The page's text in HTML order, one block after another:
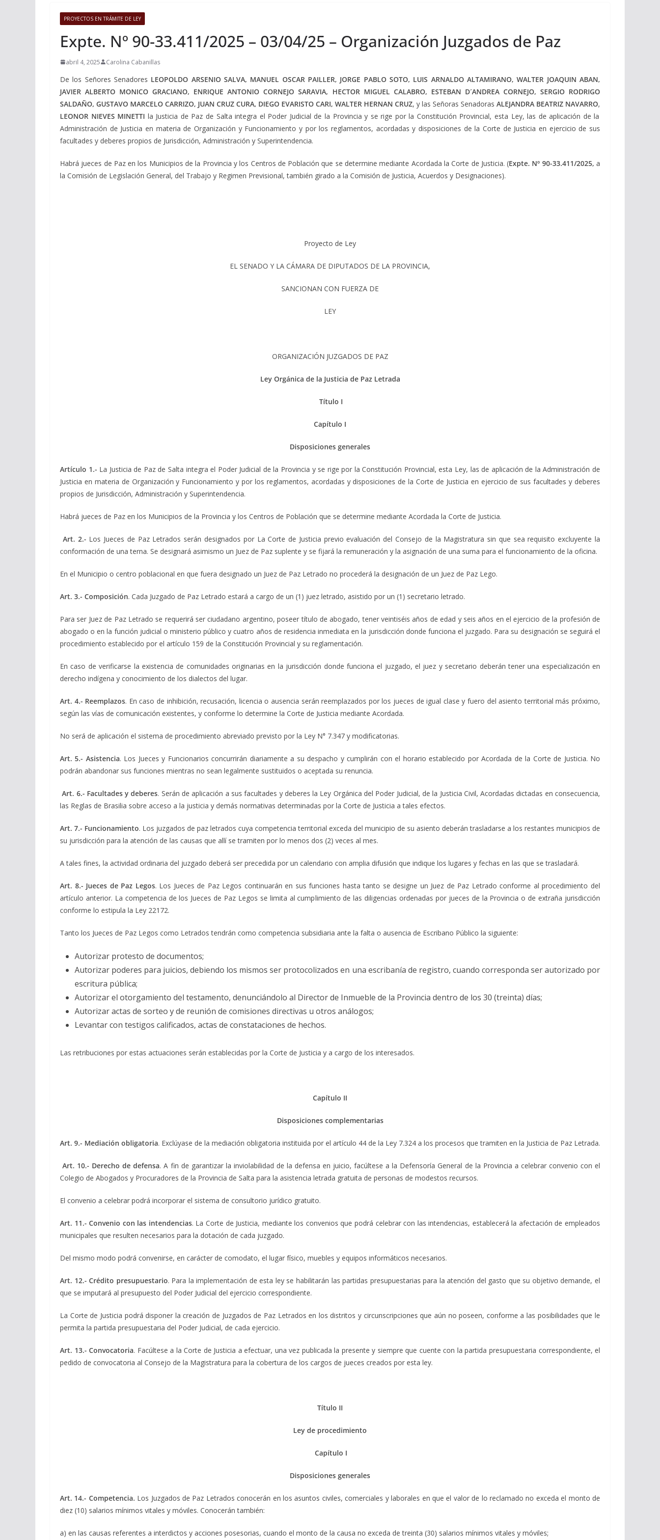
PROYECTOS EN TRÁMITE DE LEY
Expte. Nº 90-33.411/2025 – 03/04/25 – Organización Juzgados de Paz
abril 4, 2025 Carolina Cabanillas
De los Señores Senadores LEOPOLDO ARSENIO SALVA, MANUEL OSCAR PAILLER, JORGE PABLO SOTO, LUIS ARNALDO ALTAMIRANO, WALTER JOAQUIN ABAN,
JAVIER ALBERTO MONICO GRACIANO, ENRIQUE ANTONIO CORNEJO SARAVIA, HECTOR MIGUEL CALABRO, ESTEBAN D´ANDREA CORNEJO, SERGIO RODRIGO
SALDAÑO, GUSTAVO MARCELO CARRIZO, JUAN CRUZ CURA, DIEGO EVARISTO CARI, WALTER HERNAN CRUZ, y las Señoras Senadoras ALEJANDRA BEATRIZ NAVARRO,
LEONOR NIEVES MINETTI la Justicia de Paz de Salta integra el Poder Judicial de la Provincia y se rige por la Constitución Provincial, esta Ley, las de aplicación de la
Administración de Justicia en materia de Organización y Funcionamiento y por los reglamentos, acordadas y disposiciones de la Corte de Justicia en ejercicio de sus
facultades y deberes propios de Jurisdicción, Administración y Superintendencia.
Habrá jueces de Paz en los Municipios de la Provincia y los Centros de Población que se determine mediante Acordada la Corte de Justicia. (Expte. Nº 90-33.411/2025,a
la Comisión de Legislación General, del Trabajo y Regimen Previsional, también girado a la Comisión de Justicia, Acuerdos y Designaciones).
Proyecto de Ley
EL SENADO Y LA CÁMARA DE DIPUTADOS DE LA PROVINCIA,
SANCIONAN CON FUERZA DE
LEY
ORGANIZACIÓN JUZGADOS DE PAZ
Ley Orgánica de la Justicia de Paz Letrada
Título I
Capítulo I
Disposiciones generales
Artículo 1.- La Justicia de Paz de Salta integra el Poder Judicial de la Provincia y se rige por la Constitución Provincial, esta Ley, las de aplicación de la Administración de
Justicia en materia de Organización y Funcionamiento y por los reglamentos, acordadas y disposiciones de la Corte de Justicia en ejercicio de sus facultades y deberes
propios de Jurisdicción, Administración y Superintendencia.
Habrá jueces de Paz en los Municipios de la Provincia y los Centros de Población que se determine mediante Acordada la Corte de Justicia.
Art. 2.- Los Jueces de Paz Letrados serán designados por La Corte de Justicia previo evaluación del Consejo de la Magistratura sin que sea requisito excluyente la
conformación de una terna. Se designará asimismo un Juez de Paz suplente y se fijará la remuneración y la asignación de una suma para el funcionamiento de la oficina.
En el Municipio o centro poblacional en que fuera designado un Juez de Paz Letrado no procederá la designación de un Juez de Paz Lego.
Art. 3.- Composición. Cada Juzgado de Paz Letrado estará a cargo de un (1) juez letrado, asistido por un (1) secretario letrado.
Para ser Juez de Paz Letrado se requerirá ser ciudadano argentino, poseer título de abogado, tener veintiséis años de edad y seis años en el ejercicio de la profesión de
abogado o en la función judicial o ministerio público y cuatro años de residencia inmediata en la jurisdicción donde funciona el juzgado. Para su designación se seguirá el
procedimiento establecido por el artículo 159 de la Constitución Provincial y su reglamentación.
En caso de verificarse la existencia de comunidades originarias en la jurisdicción donde funciona el juzgado, el juez y secretario deberán tener una especialización en
derecho indígena y conocimiento de los dialectos del lugar.
Art. 4.- Reemplazos. En caso de inhibición, recusación, licencia o ausencia serán reemplazados por los jueces de igual clase y fuero del asiento territorial más próximo,
según las vías de comunicación existentes, y conforme lo determine la Corte de Justicia mediante Acordada.
No será de aplicación el sistema de procedimiento abreviado previsto por la Ley N° 7.347 y modificatorias.
Art. 5.- Asistencia. Los Jueces y Funcionarios concurrirán diariamente a su despacho y cumplirán con el horario establecido por Acordada de la Corte de Justicia. No
podrán abandonar sus funciones mientras no sean legalmente sustituidos o aceptada su renuncia.
Art. 6.- Facultades y deberes. Serán de aplicación a sus facultades y deberes la Ley Orgánica del Poder Judicial, de la Justicia Civil, Acordadas dictadas en consecuencia,
las Reglas de Brasilia sobre acceso a la justicia y demás normativas determinadas por la Corte de Justicia a tales efectos.
Art. 7.- Funcionamiento. Los juzgados de paz letrados cuya competencia territorial exceda del municipio de su asiento deberán trasladarse a los restantes municipios de
su jurisdicción para la atención de las causas que allí se tramiten por lo menos dos (2) veces al mes.
A tales fines, la actividad ordinaria del juzgado deberá ser precedida por un calendario con amplia difusión que indique los lugares y fechas en las que se trasladará.
Art. 8.- Jueces de Paz Legos. Los Jueces de Paz Legos continuarán en sus funciones hasta tanto se designe un Juez de Paz Letrado conforme al procedimiento del
artículo anterior. La competencia de los Jueces de Paz Legos se limita al cumplimiento de las diligencias ordenadas por jueces de la Provincia o de extraña jurisdicción
conforme lo estipula la Ley 22172.
Tanto los Jueces de Paz Legos como Letrados tendrán como competencia subsidiaria ante la falta o ausencia de Escribano Público la siguiente:
Autorizar protesto de documentos;
Autorizar poderes para juicios, debiendo los mismos ser protocolizados en una escribanía de registro, cuando corresponda ser autorizado por
escritura pública;
Autorizar el otorgamiento del testamento, denunciándolo al Director de Inmueble de la Provincia dentro de los 30 (treinta) días;
Autorizar actas de sorteo y de reunión de comisiones directivas u otros análogos;
Levantar con testigos calificados, actas de constataciones de hechos.
Las retribuciones por estas actuaciones serán establecidas por la Corte de Justicia y a cargo de los interesados.
Capítulo II
Disposiciones complementarias
Art. 9.- Mediación obligatoria. Exclúyase de la mediación obligatoria instituida por el artículo 44 de la Ley 7.324 a los procesos que tramiten en la Justicia de Paz Letrada.
Art. 10.- Derecho de defensa. A fin de garantizar la inviolabilidad de la defensa en juicio, facúltese a la Defensoría General de la Provincia a celebrar convenio con el
Colegio de Abogados y Procuradores de la Provincia de Salta para la asistencia letrada gratuita de personas de modestos recursos.
El convenio a celebrar podrá incorporar el sistema de consultorio jurídico gratuito.
Art. 11.- Convenio con las intendencias. La Corte de Justicia, mediante los convenios que podrá celebrar con las intendencias, establecerá la afectación de empleados
municipales que resulten necesarios para la dotación de cada juzgado.
Del mismo modo podrá convenirse, en carácter de comodato, el lugar físico, muebles y equipos informáticos necesarios.
Art. 12.- Crédito presupuestario. Para la implementación de esta ley se habilitarán las partidas presupuestarias para la atención del gasto que su objetivo demande, el
que se imputará al presupuesto del Poder Judicial del ejercicio correspondiente.
La Corte de Justicia podrá disponer la creación de Juzgados de Paz Letrados en los distritos y circunscripciones que aún no poseen, conforme a las posibilidades que le
permita la partida presupuestaria del Poder Judicial, de cada ejercicio.
Art. 13.- Convocatoria. Facúltese a la Corte de Justicia a efectuar, una vez publicada la presente y siempre que cuente con la partida presupuestaria correspondiente, el
pedido de convocatoria al Consejo de la Magistratura para la cobertura de los cargos de jueces creados por esta ley.
Título II
Ley de procedimiento
Capítulo I
Disposiciones generales
Art. 14.- Competencia. Los Juzgados de Paz Letrados conocerán en los asuntos civiles, comerciales y laborales en que el valor de lo reclamado no exceda el monto de
diez (10) salarios mínimos vitales y móviles. Conocerán también:
a) en las causas referentes a interdictos y acciones posesorias, cuando el monto de la causa no exceda de treinta (30) salarios mínimos vitales y móviles;